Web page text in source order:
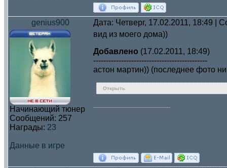
genius900 Дата: Четверг, 17.02.2011, 18:49 |
Начинающий тюнер
Сообщений: 257
Награды: 23
Данные в игре
вид из моего дома))
Добавлено (17.02.2011, 18:49)
---------------------------------------------
астон мартин)) (последнее фото
Открыть